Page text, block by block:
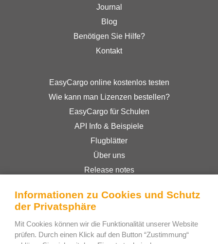
Journal
Blog
Benötigen Sie Hilfe?
Kontakt
EasyCargo online kostenlos testen
Wie kann man Lizenzen bestellen?
EasyCargo für Schulen
API Info & Beispiele
Flugblätter
Über uns
Release notes
Geschäftsbedingungen
Informationen zu Cookies und Schutz
der Privatsphäre
Mit Cookies können wir die Funktionalität unserer Website
prüfen. Durch einen Klick auf den Button “Zustimmung“